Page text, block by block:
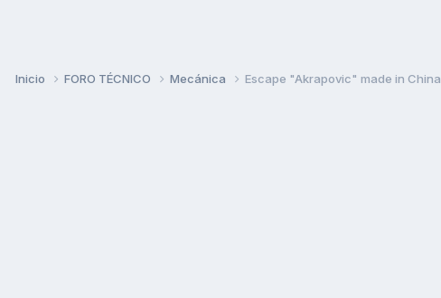
Inicio FORO TÉCNICO Mecánica Escape "Akrapovic" made in China